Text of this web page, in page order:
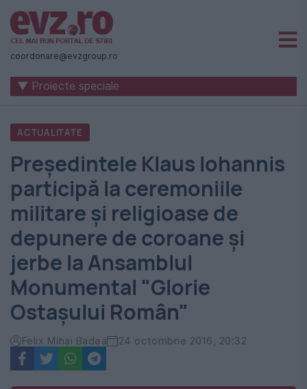
Știri
naționale
internaționale
România
-
Evenimentul
Zilei
coordonare@evzgroup.ro
▼ Proiecte speciale
ACTUALITATE
Preşedintele Klaus Iohannis
participă la ceremoniile
militare şi religioase de
depunere de coroane și
jerbe la Ansamblul
Monumental "Glorie
Ostaşului Român"
Felix Mihai Badea 24 octombrie 2016, 20:32